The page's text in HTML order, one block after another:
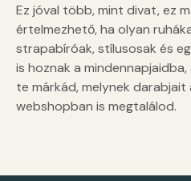
Ez jóval több, mint divat, ez
értelmezhető, ha olyan
strapabíróak, stílusosak és
is hoznak a
te márkád, melynek
webshopban is megtalálod.